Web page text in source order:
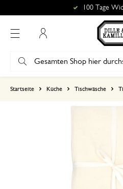
100 Tage
Startseite Küche Tischwäsche